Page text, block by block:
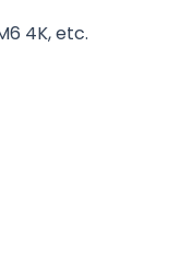
4K, etc.